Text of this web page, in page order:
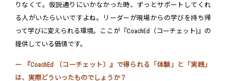
りなくて。仮説通りにいかなかった時、ずっとサポートしてくれ
る人がいたらいいですよね。リーダーが現場からの学びを持ち帰
って学びに変えられる環境。ここが『CoachEd（コーチェット)』の
提供している価値です。
ー 『CoachEd （コーチェット）』で得られる「体験」と「実践」
は、実際どういったものでしょうか？